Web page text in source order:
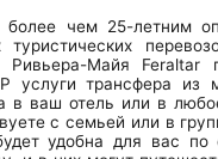
чем 25-летним
Майя Feraltar
услуги трансфера из
в ваш отель или в
с семьей или в
удобна для вас по